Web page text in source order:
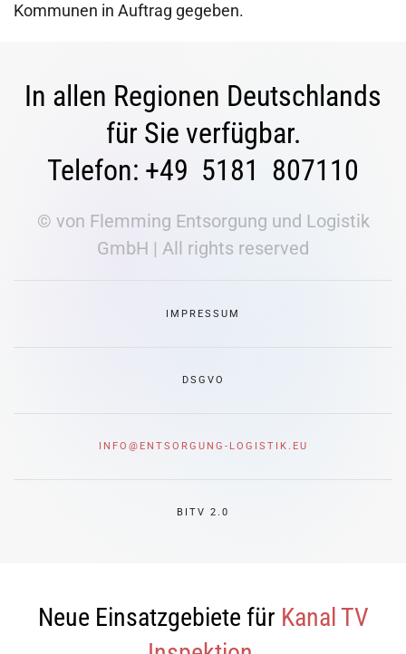
Kommunen in Auftrag gegeben.
In allen Regionen Deutschlands
für Sie verfügbar.
Telefon: +49 5181 807110
© von Flemming Entsorgung und Logistik
GmbH | All rights reserved
IMPRESSUM
DSGVO
INFO@ENTSORGUNG-LOGISTIK.EU
BITV 2.0
Neue Einsatzgebiete für Kanal TV